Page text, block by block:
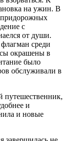
на ужин. В
придорожных
с
от души.
среди
окрашены в
было
обслуживали в
путешественник,
и
и новые